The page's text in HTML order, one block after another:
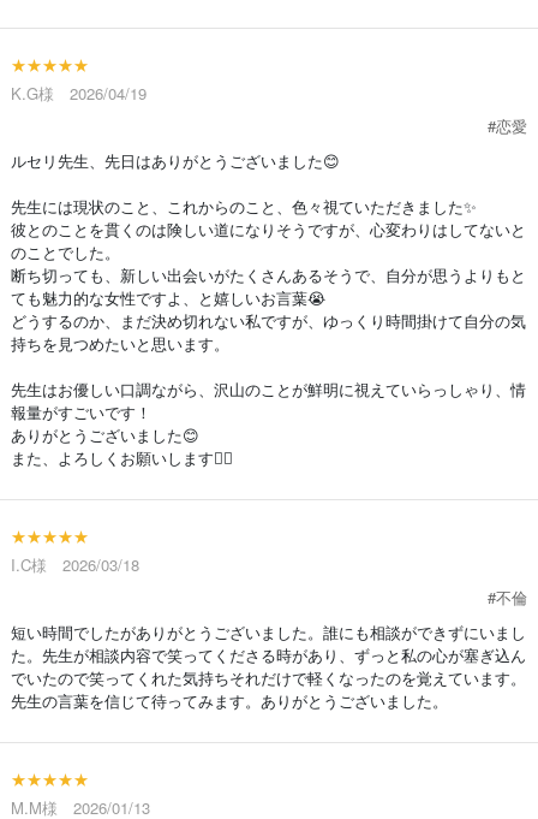
★★★★★
K.G様 2026/04/19
#恋愛
ルセリ先生、先日はありがとうございました😊
先生には現状のこと、これからのこと、色々視ていただきました✨
彼とのことを貫くのは険しい道になりそうですが、心変わりはしてないと
のことでした。
断ち切っても、新しい出会いがたくさんあるそうで、自分が思うよりもと
ても魅力的な女性ですよ、と嬉しいお言葉😭
どうするのか、まだ決め切れない私ですが、ゆっくり時間掛けて自分の気
持ちを見つめたいと思います。
先生はお優しい口調ながら、沢山のことが鮮明に視えていらっしゃり、情
報量がすごいです！
ありがとうございました😊
また、よろしくお願いします🙇‍♀️
★★★★★
I.C様 2026/03/18
#不倫
短い時間でしたがありがとうございました。誰にも相談ができずにいまし
た。先生が相談内容で笑ってくださる時があり、ずっと私の心が塞ぎ込ん
でいたので笑ってくれた気持ちそれだけで軽くなったのを覚えています。
先生の言葉を信じて待ってみます。ありがとうございました。
★★★★★
M.M様 2026/01/13